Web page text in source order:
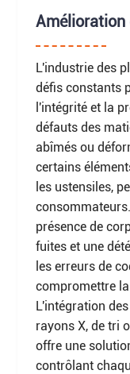
Amélioration
L'industrie des
défis constants
l'intégrité et la
défauts des
abîmés ou
certains
les ustensiles,
présence de
fuites et une
les erreurs de
compromettre
L'intégration
rayons X, de tri
offre une
contrôlant